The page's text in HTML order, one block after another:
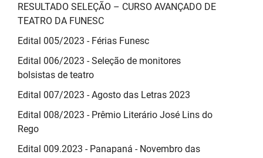
RESULTADO SELEÇÃO – CURSO AVANÇADO DE
TEATRO DA FUNESC
Edital 005/2023 - Férias Funesc
Edital 006/2023 - Seleção de monitores
bolsistas de teatro
Edital 007/2023 - Agosto das Letras 2023
Edital 008/2023 - Prêmio Literário José Lins do
Rego
Edital 009.2023 - Panapaná - Novembro das